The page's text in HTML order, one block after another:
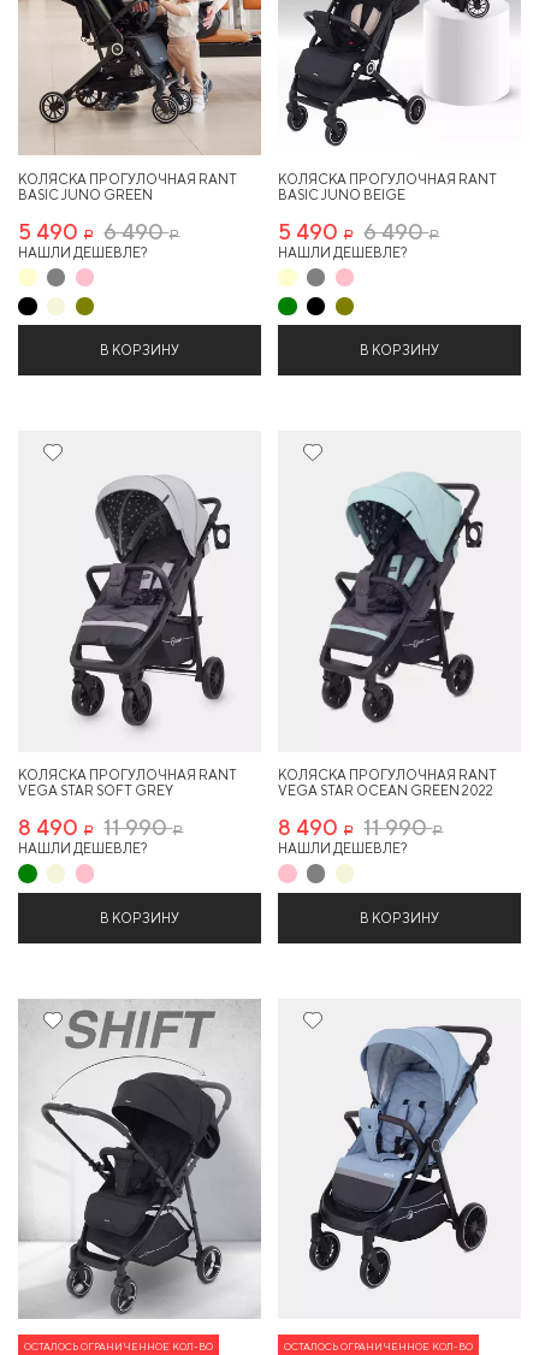
КОЛЯСКА ПРОГУЛОЧНАЯ RANT
BASIC JUNO GREEN
5 490 Р 6 490Р
НАШЛИ ДЕШЕВЛЕ?
В КОРЗИНУ
КОЛЯСКА ПРОГУЛОЧНАЯ RANT
BASIC JUNO BEIGE
5 490 Р 6 490Р
НАШЛИ ДЕШЕВЛЕ?
В КОРЗИНУ
29%
КОЛЯСКА ПРОГУЛОЧНАЯ RANT
VEGA STAR SOFT GREY
8 490 Р 11 990Р
НАШЛИ ДЕШЕВЛЕ?
В КОРЗИНУ
29%
КОЛЯСКА ПРОГУЛОЧНАЯ RANT
VEGA STAR OCEAN GREEN 2022
8 490 Р 11 990Р
НАШЛИ ДЕШЕВЛЕ?
В КОРЗИНУ
ОСТАЛОСЬ ОГРАНИЧЕННОЕ КОЛ-ВО ОСТАЛОСЬ ОГРАНИЧЕННОЕ КОЛ-ВО